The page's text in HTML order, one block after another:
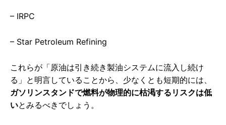
– IRPC
– Star Petroleum Refining
これらが「原油は引き続き製油システムに流入し続け
る」と明言していることから、少なくとも短期的には、
ガソリンスタンドで燃料が物理的に枯渇するリスクは低
いとみるべきでしょう。